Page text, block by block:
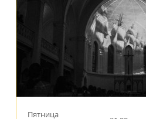
Пятница